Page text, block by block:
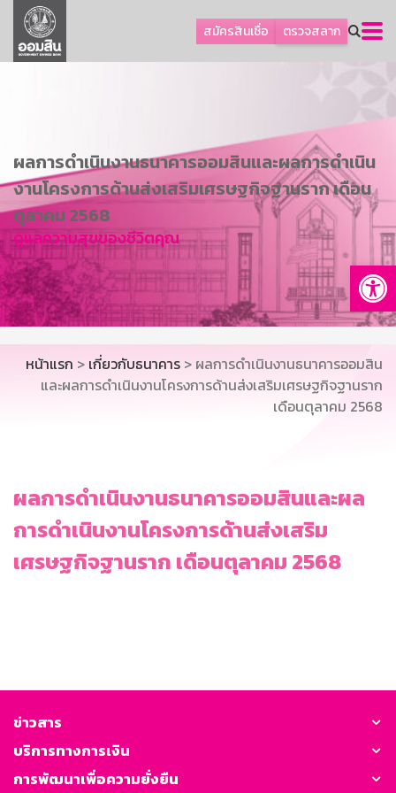
สมัครสินเชื่อ ตรวจสลาก
ลูกค้าธุรกิจ
ลูกค้าผู้ประกอบรายย่อย
เกี่ยวกับธนาคาร
การพัฒนาที่ยั่งยืน
ข่าวสาร
บริการทางการเงิน
อื่นๆ
ติดต่อเรา
บริการออนไลน์
TH
EN
GSB Society
ผลการดำเนินงานธนาคารออมสินและผลการดำเนิน
งานโครงการด้านส่งเสริมเศรษฐกิจฐานราก เดือน
ตุลาคม 2568
ดูแลความสุขของชีวิตคุณ
หน้าแรก > เกี่ยวกับธนาคาร > ผลการดำเนินงานธนาคารออมสิน
และผลการดำเนินงานโครงการด้านส่งเสริมเศรษฐกิจฐานราก
เดือนตุลาคม 2568
ผลการดำเนินงานธนาคารออมสินและผล
การดำเนินงานโครงการด้านส่งเสริม
เศรษฐกิจฐานราก เดือนตุลาคม 2568
ข่าวสาร
บริการทางการเงิน
การพัฒนาเพื่อความยั่งยืน